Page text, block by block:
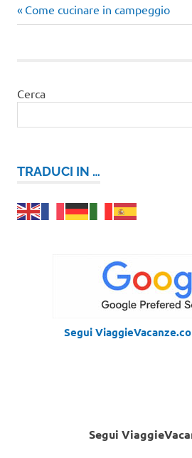
Navigazione
Articolo
precedente:
Come cucinare in campeggio
Cerca
TRADUCI IN …
Segui
Segui